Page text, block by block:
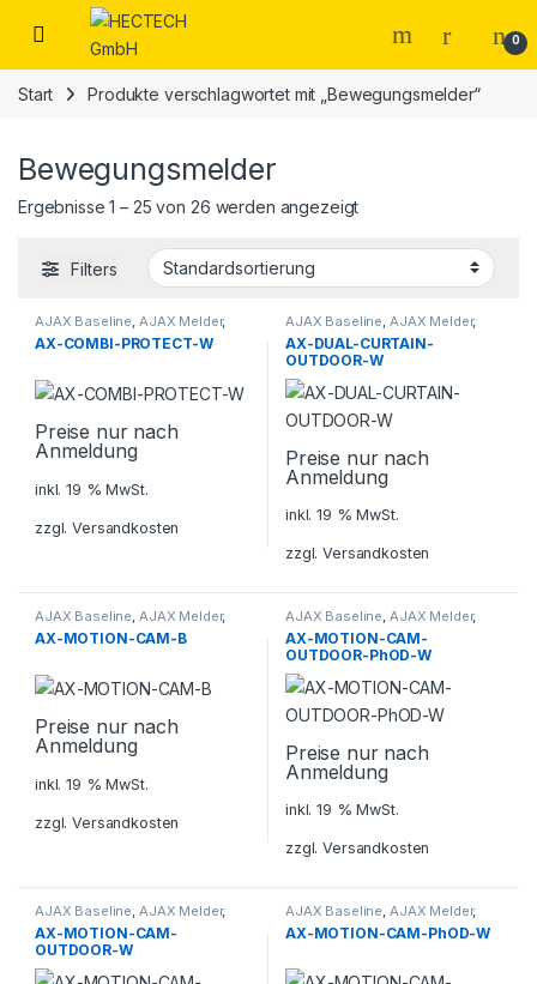
Open 0
Start Produkte verschlagwortet mit „Bewegungsmelder“
Bewegungsmelder
Ergebnisse 1 – 25 von 26 werden angezeigt
Filters
AJAX Baseline, AJAX Melder,
Alarmanlagen,
Sicherheitstechnik
AX-COMBI-PROTECT-W
Preise nur nach
Anmeldung
inkl. 19 % MwSt.
zzgl.Versandkosten
AJAX Baseline, AJAX Melder,
Alarmanlagen ,
Sicherheitstechnik
AX-DUAL-CURTAIN-
OUTDOOR-W
Preise nur nach
Anmeldung
inkl. 19 % MwSt.
zzgl.Versandkosten
AJAX Baseline, AJAX Melder,
Alarmanlagen,
Sicherheitstechnik
AX-MOTION-CAM-B
Preise nur nach
Anmeldung
inkl. 19 % MwSt.
zzgl.Versandkosten
AJAX Baseline, AJAX Melder,
Alarmanlagen,
Sicherheitstechnik
AX-MOTION-CAM-
OUTDOOR-PhOD-W
Preise nur nach
Anmeldung
inkl. 19 % MwSt.
zzgl.Versandkosten
AJAX Baseline, AJAX Melder,
Alarmanlagen,
Sicherheitstechnik
AX-MOTION-CAM-
OUTDOOR-W
AJAX Baseline, AJAX Melder,
Alarmanlagen,
Sicherheitstechnik
AX-MOTION-CAM-PhOD-W